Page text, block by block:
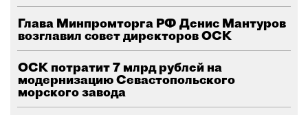
Глава Минпромторга РФ Денис Мантуров
возглавил совет директоров ОСК
ОСК потратит 7 млрд рублей на
модернизацию Севастопольского
морского завода